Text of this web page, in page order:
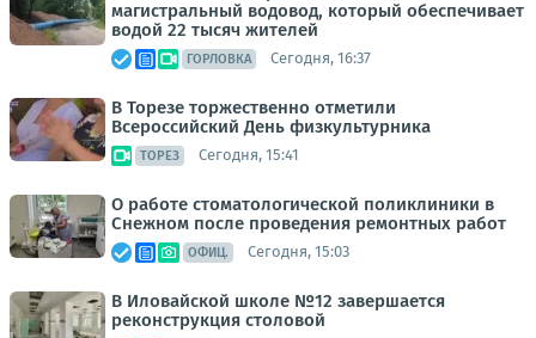
магистральный водовод, который обеспечивает
водой 22 тысяч жителей
ГОРЛОВКА Сегодня, 16:37
В Торезе торжественно отметили
Всероссийский День физкультурника
ТОРЕЗ Сегодня, 15:41
О работе стоматологической поликлиники в
Снежном после проведения ремонтных работ
ОФИЦ. Сегодня, 15:03
В Иловайской школе №12 завершается
реконструкция столовой